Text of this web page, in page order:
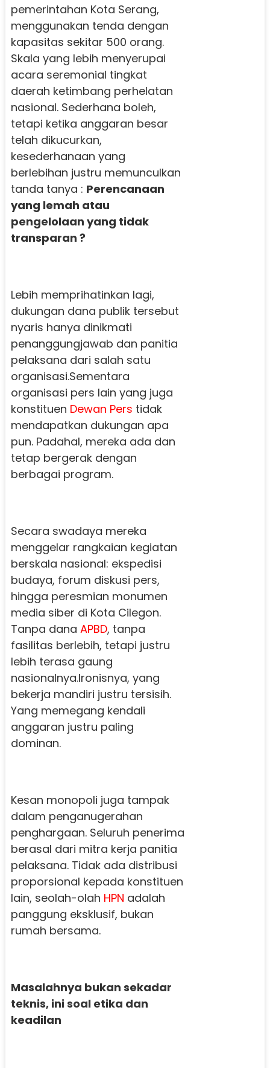
pemerintahan Kota Serang,
menggunakan tenda dengan
kapasitas sekitar 500 orang.
Skala yang lebih menyerupai
acara seremonial tingkat
daerah ketimbang perhelatan
nasional. Sederhana boleh,
tetapi ketika anggaran besar
telah dikucurkan,
kesederhanaan yang
berlebihan justru memunculkan
tanda tanya : Perencanaan
yang lemah atau
pengelolaan yang tidak
transparan ?
Lebih memprihatinkan lagi,
dukungan dana publik tersebut
nyaris hanya dinikmati
penanggungjawab dan panitia
pelaksana dari salah satu
organisasi.Sementara
organisasi pers lain yang juga
konstituen Dewan Pers tidak
mendapatkan dukungan apa
pun. Padahal, mereka ada dan
tetap bergerak dengan
berbagai program.
Secara swadaya mereka
menggelar rangkaian kegiatan
berskala nasional: ekspedisi
budaya, forum diskusi pers,
hingga peresmian monumen
media siber di Kota Cilegon.
Tanpa dana APBD, tanpa
fasilitas berlebih, tetapi justru
lebih terasa gaung
nasionalnya.Ironisnya, yang
bekerja mandiri justru tersisih.
Yang memegang kendali
anggaran justru paling
dominan.
Kesan monopoli juga tampak
dalam penganugerahan
penghargaan. Seluruh penerima
berasal dari mitra kerja panitia
pelaksana. Tidak ada distribusi
proporsional kepada konstituen
lain, seolah-olah HPN adalah
panggung eksklusif, bukan
rumah bersama.
Masalahnya bukan sekadar
teknis, ini soal etika dan
keadilan